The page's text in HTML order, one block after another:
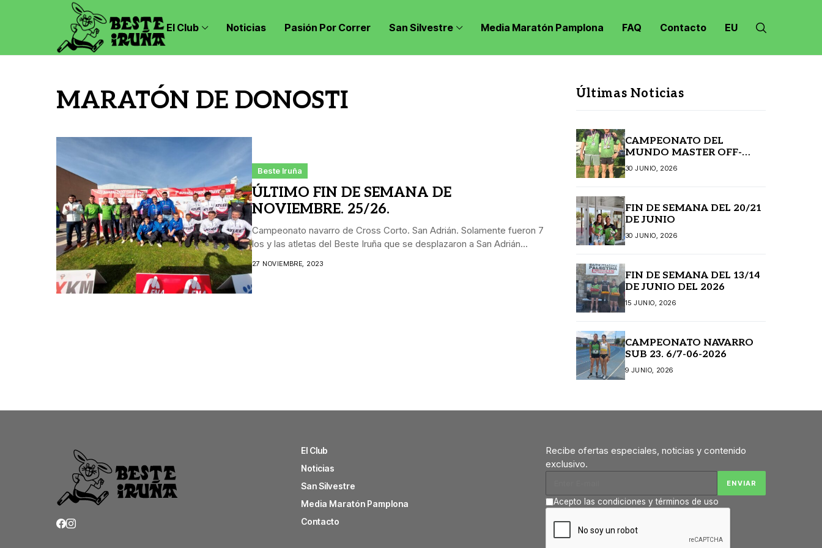
El Club Noticias Pasión Por Correr San Silvestre Media Maratón Pamplona FAQ Contacto EU
MARATÓN DE DONOSTI
Beste Iruña
ÚLTIMO FIN DE SEMANA DE
NOVIEMBRE. 25/26.
Campeonato navarro de Cross Corto. San Adrián. Solamente fueron 7
los y las atletas del Beste Iruña que se desplazaron a San Adrián...
27 NOVIEMBRE, 2023
Últimas Noticias
CAMPEONATO DEL
MUNDO MASTER OFF-
ROAD JANSKE LAZNE
(REPÚBLICA CHECA)
30 JUNIO, 2026
FIN DE SEMANA DEL 20/21
DE JUNIO
30 JUNIO, 2026
FIN DE SEMANA DEL 13/14
DE JUNIO DEL 2026
15 JUNIO, 2026
CAMPEONATO NAVARRO
SUB 23. 6/7-06-2026
9 JUNIO, 2026
El Club
Noticias
San Silvestre
Media Maratón Pamplona
Contacto
Recibe ofertas especiales, noticias y contenido
exclusivo.
Acepto las condiciones y términos de uso